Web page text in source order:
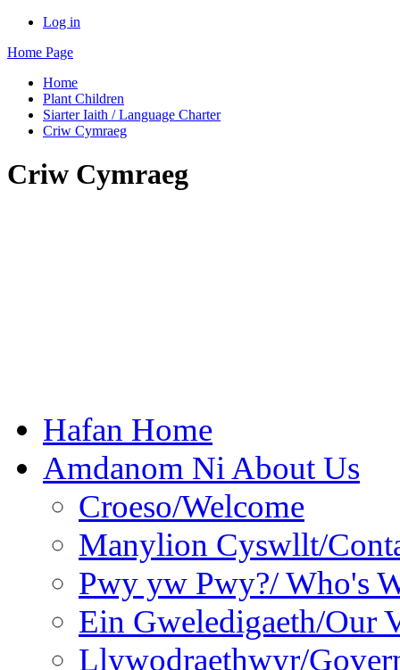
Log in
Home Page
Home
Plant Children
Siarter Iaith / Language Charter
Criw Cymraeg
Criw Cymraeg
Hafan Home
Amdanom Ni About Us
Croeso/Welcome
Manylion Cyswllt/
Pwy yw Pwy?/ Who's
Ein Gweledigaeth/Our
Llywodraethwyr/